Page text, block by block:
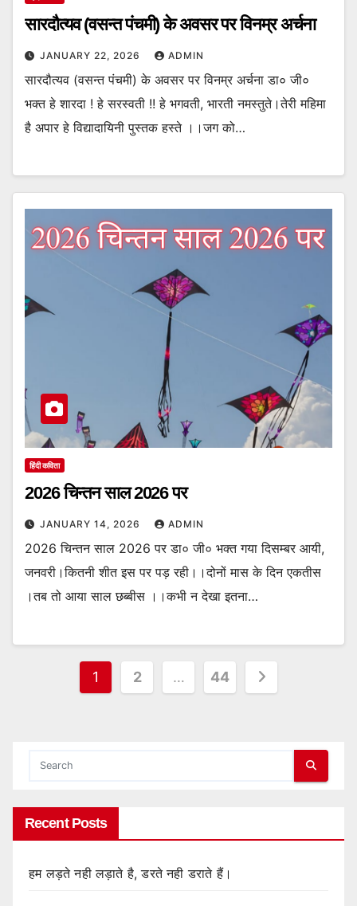
सारदौत्यव (वसन्त पंचमी) के अवसर पर विनम्र अर्चना
JANUARY 22, 2026 ADMIN
सारदौत्यव (वसन्त पंचमी) के अवसर पर विनम्र अर्चना डा० जी०
भक्त हे शारदा ! हे सरस्वती !! हे भगवती, भारती नमस्तुते।तेरी महिमा
है अपार हे विद्यादायिनी पुस्तक हस्ते ।।जग को…
हिंदी कविता
2026 चिन्तन साल 2026 पर
JANUARY 14, 2026 ADMIN
2026 चिन्तन साल 2026 पर डा० जी० भक्त गया दिसम्बर आयी,
जनवरी।कितनी शीत इस पर पड़ रही।।दोनों मास के दिन एकतीस
।तब तो आया साल छब्बीस ।।कभी न देखा इतना…
Posts
1 2 … 44
Recent Posts
हम लड़ते नही लड़ाते है, डरते नही डराते हैं।